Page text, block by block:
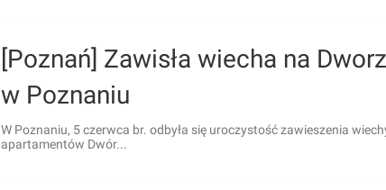
[Poznań] Zawisła wiecha na
w Poznaniu
W Poznaniu, 5 czerwca br. odbyła się uroczystość zawieszenia
apartamentów Dwór...